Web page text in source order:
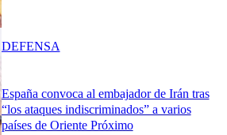
España convoca al embajador de Irán tras
“los ataques indiscriminados” a varios
países de Oriente Próximo
DEFENSA